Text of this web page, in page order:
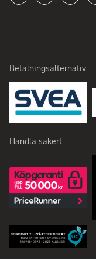
Betalningsalternativ
Handla säkert